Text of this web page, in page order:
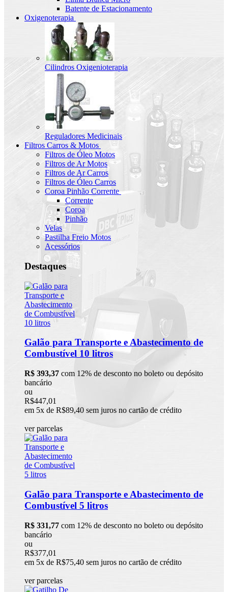
Batente de Estacionamento
Oxigenoterapia
Cilindros Oxigenioterapia
Reguladores Medicinais
Filtros Carros & Motos
Filtros de Óleo Motos
Filtros de Ar Motos
Filtros de Ar Carros
Filtros de Óleo Carros
Coroa Pinhão Corrente
Corrente
Coroa
Pinhão
Velas
Pastilha Freio Motos
Acessórios
Destaques
Galão para Transporte e Abastecimento de
Combustível 10 litros
R$ 393,37 com 12% de desconto no boleto ou depósito
bancário
ou
R$447,01
em 5x de R$89,40 sem juros no cartão de crédito
ver parcelas
Galão para Transporte e Abastecimento de
Combustível 5 litros
R$ 331,77 com 12% de desconto no boleto ou depósito
bancário
ou
R$377,01
em 5x de R$75,40 sem juros no cartão de crédito
ver parcelas